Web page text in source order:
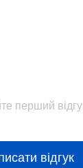
перший
відгук